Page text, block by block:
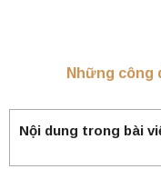
Những công
Nội dung trong bài